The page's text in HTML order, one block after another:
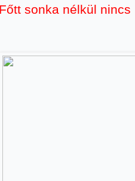
Főtt sonka nélkül nincs